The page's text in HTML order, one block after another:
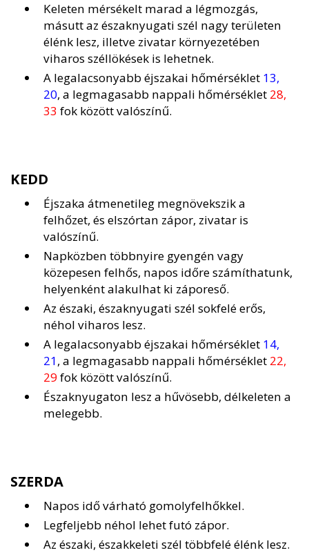
Keleten mérsékelt marad a légmozgás,
másutt az északnyugati szél nagy területen
élénk lesz, illetve zivatar környezetében
viharos széllökések is lehetnek.
A legalacsonyabb éjszakai hőmérséklet 13,
20, a legmagasabb nappali hőmérséklet 28,
33 fok között valószínű.
KEDD
Éjszaka átmenetileg megnövekszik a
felhőzet, és elszórtan zápor, zivatar is
valószínű.
Napközben többnyire gyengén vagy
közepesen felhős, napos időre számíthatunk,
helyenként alakulhat ki záporeső.
Az északi, északnyugati szél sokfelé erős,
néhol viharos lesz.
A legalacsonyabb éjszakai hőmérséklet 14,
21, a legmagasabb nappali hőmérséklet 22,
29fok között valószínű.
Északnyugaton lesz a hűvösebb, délkeleten a
melegebb.
SZERDA
Napos idő várható gomolyfelhőkkel.
Legfeljebb néhol lehet futó zápor.
Az északi, északkeleti szél többfelé élénk lesz.